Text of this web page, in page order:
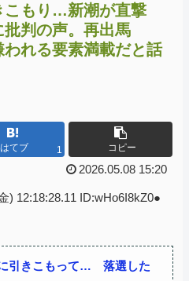
こもり…新潮が直撃
批判の声。再出馬
れる要素満載だと話
はてブ 1 コピー
2026.05.08 15:20
) 12:18:28.11 ID:wHo6I8kZ0●
引きこもって… 落選した